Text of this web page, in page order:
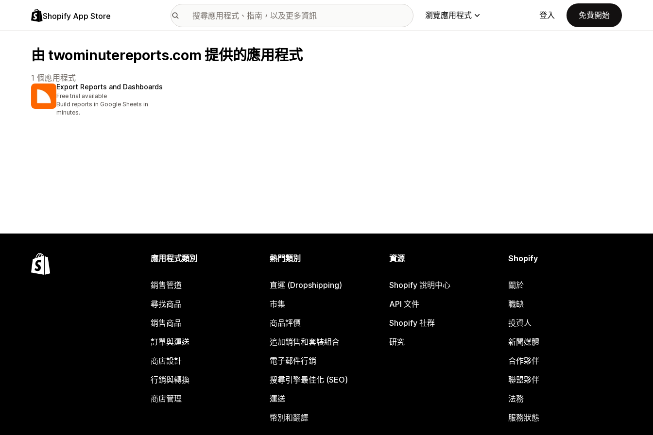
Shopify App Store 瀏覽應用程式 登入 免費開始
由 twominutereports.com 提供的應用程式
1 個應用程式
Export Reports and Dashboards
Free trial available
Build reports in Google Sheets in
minutes.
應用程式類別
銷售管道
尋找商品
銷售商品
訂單與運送
商店設計
行銷與轉換
商店管理
熱門類別
直運 (Dropshipping)
市集
商品評價
追加銷售和套裝組合
電子郵件行銷
搜尋引擎最佳化 (SEO)
運送
幣別和翻譯
資源
Shopify 說明中心
API 文件
Shopify 社群
研究
Shopify
關於
職缺
投資人
新聞媒體
合作夥伴
聯盟夥伴
法務
服務狀態